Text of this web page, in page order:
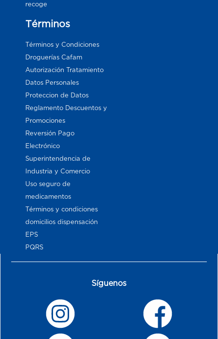
recoge
Términos
Términos y Condiciones
Droguerías Cafam
Autorización Tratamiento
Datos Personales
Proteccion de Datos
Reglamento Descuentos y
Promociones
Reversión Pago
Electrónico
Superintendencia de
Industria y Comercio
Uso seguro de
medicamentos
Términos y condiciones
domicilios dispensación
EPS
PQRS
Síguenos